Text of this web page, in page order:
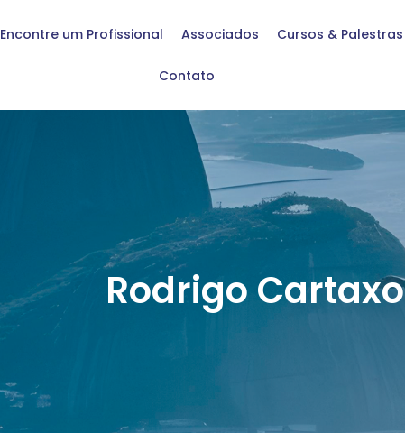
Encontre um Profissional Associados Cursos & Palestras
Contato
Rodrigo Cartaxo